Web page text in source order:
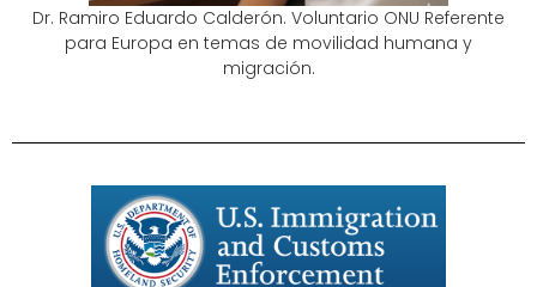
Dr. Ramiro Eduardo Calderón. Voluntario ONU Referente
para Europa en temas de movilidad humana y
migración.